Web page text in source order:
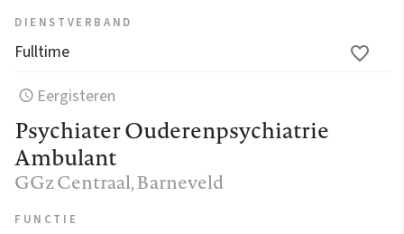
DIENSTVERBAND
Fulltime
Eergisteren
Psychiater Ouderenpsychiatrie
Ambulant
GGz Centraal, Barneveld
FUNCTIE